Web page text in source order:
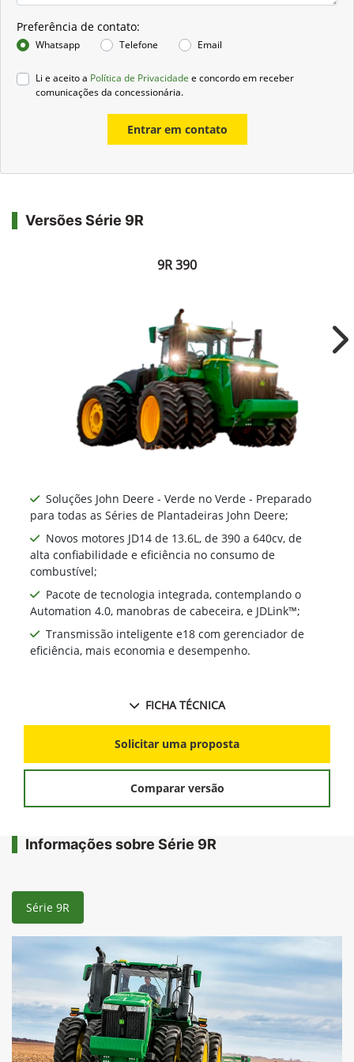
Preferência de contato:
Whatsapp Telefone Email
Li e aceito a Política de Privacidade e concordo em receber
comunicações da concessionária.
Entrar em contato
Versões Série 9R
9R 390
Soluções John Deere - Verde no Verde - Preparado
para todas as Séries de Plantadeiras John Deere;
Novos motores JD14 de 13.6L, de 390 a 640cv, de
alta confiabilidade e eficiência no consumo de
combustível;
Pacote de tecnologia integrada, contemplando o
Automation 4.0, manobras de cabeceira, e JDLink™;
Transmissão inteligente e18 com gerenciador de
eficiência, mais economia e desempenho.
FICHA TÉCNICA
Solicitar uma proposta
Comparar versão
Informações sobre Série 9R
Série 9R